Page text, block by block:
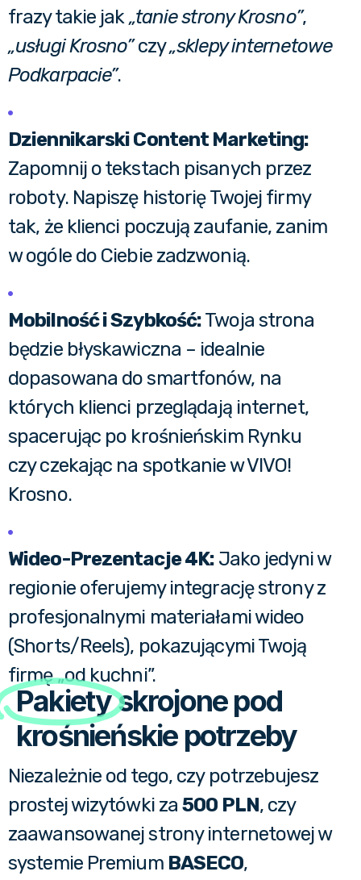
frazy takie jak„tanie strony Krosno”,
„usługi Krosno”czy„sklepy internetowe
Podkarpacie”.
Dziennikarski Content Marketing:
Zapomnij o tekstach pisanych przez
roboty. Napiszę historię Twojej firmy
tak, że klienci poczują zaufanie, zanim
w ogóle do Ciebie zadzwonią.
Mobilność i Szybkość:Twoja strona
będzie błyskawiczna – idealnie
dopasowana do smartfonów, na
których klienci przeglądają internet,
spacerując po krośnieńskim Rynku
czy czekając na spotkanie w VIVO!
Krosno.
Wideo-Prezentacje 4K: Jako jedyni w
regionie oferujemy integrację strony z
profesjonalnymi materiałami wideo
(Shorts/Reels), pokazującymi Twoją
firmę „od kuchni”.
Pakietyskrojone pod
krośnieńskie potrzeby
Niezależnie od tego, czy potrzebujesz
prostej wizytówki za500 PLN, czy
zaawansowanej strony internetowej w
systemie Premium BASECO,